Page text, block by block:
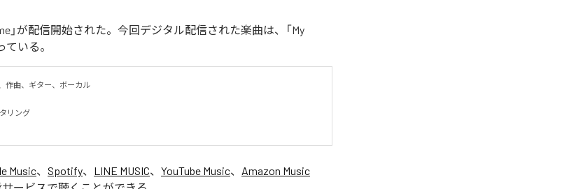
」が配信開始された。今回デジタル配信された楽曲は、「My
ている。
作曲、ギター、ボーカル
タリング
Music、 Spotify、 LINE MUSIC、 YouTube Music、 Amazon Music